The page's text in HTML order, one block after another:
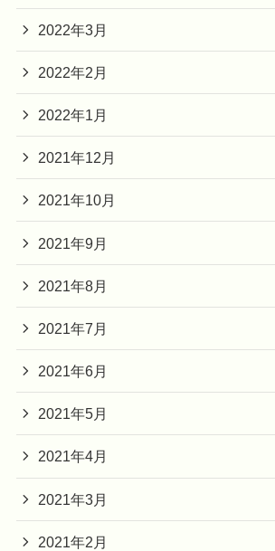
2022年3月
2022年2月
2022年1月
2021年12月
2021年10月
2021年9月
2021年8月
2021年7月
2021年6月
2021年5月
2021年4月
2021年3月
2021年2月